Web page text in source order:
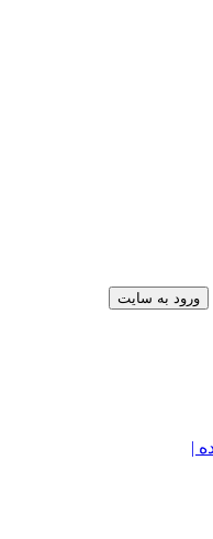
ورود به سایت